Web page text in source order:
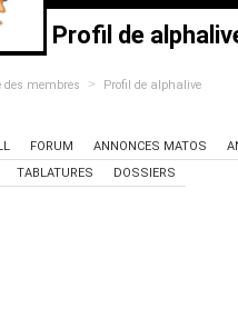
Profil de
membres > Profil de alphalive
FORUM ANNONCES MATOS
TABLATURES DOSSIERS